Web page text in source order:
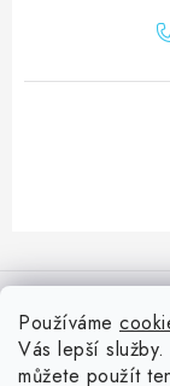
Používáme
Vás lepší
můžete použít
á
Doprava
Nepřehlédněte